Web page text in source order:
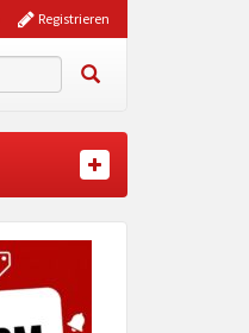
Registrieren